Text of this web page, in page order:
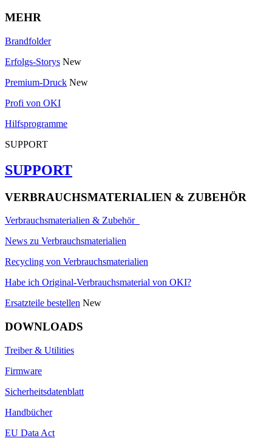
MEHR
Brandfolder
Erfolgs-Storys New
Premium-Druck New
Profi von OKI
Hilfsprogramme
SUPPORT
SUPPORT
VERBRAUCHSMATERIALIEN & ZUBEHÖR
Verbrauchsmaterialien & Zubehör
News zu Verbrauchsmaterialien
Recycling von Verbrauchsmaterialien
Habe ich Original-Verbrauchsmaterial von OKI?
Ersatzteile bestellen New
DOWNLOADS
Treiber & Utilities
Firmware
Sicherheitsdatenblatt
Handbücher
EU Data Act